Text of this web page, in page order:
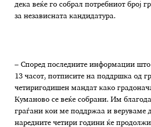
дека веќе го собрал потребниот број
за независната кандидатура.
– Според последните информации
13 часот, потписите на поддршка од
четиригодишен мандат како
Куманово се веќе собрани. Им
граѓани кои ме поддржаа и веруваме
наредните четири години ќе